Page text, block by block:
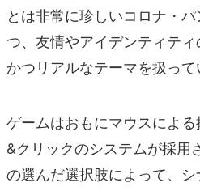
とは非常に珍しいコロナ・
つ、友情やアイデンティテ
かつリアルなテーマを扱って
ゲームはおもにマウスによ
&クリックのシステムが採用
の選んだ選択肢によって、